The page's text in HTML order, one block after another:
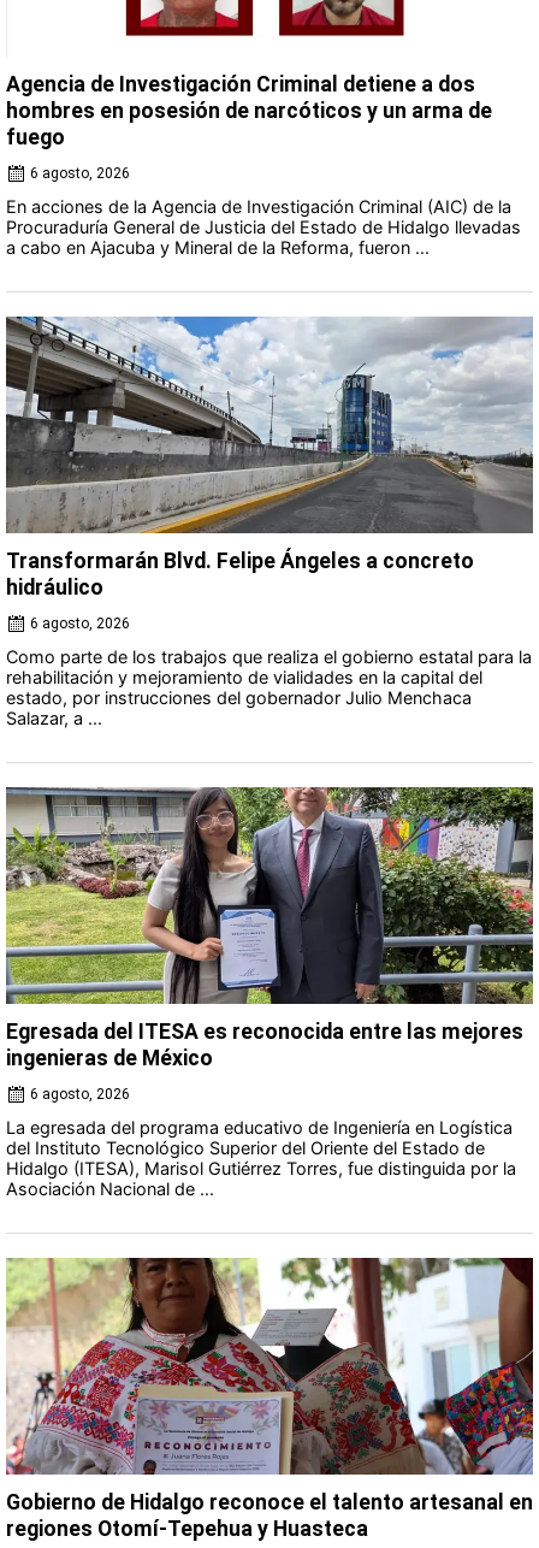
Agencia de Investigación Criminal detiene a dos
hombres en posesión de narcóticos y un arma de
fuego
6 agosto, 2026
En acciones de la Agencia de Investigación Criminal (AIC) de la
Procuraduría General de Justicia del Estado de Hidalgo llevadas
a cabo en Ajacuba y Mineral de la Reforma, fueron ...
Transformarán Blvd. Felipe Ángeles a concreto
hidráulico
6 agosto, 2026
Como parte de los trabajos que realiza el gobierno estatal para la
rehabilitación y mejoramiento de vialidades en la capital del
estado, por instrucciones del gobernador Julio Menchaca
Salazar, a ...
Egresada del ITESA es reconocida entre las mejores
ingenieras de México
6 agosto, 2026
La egresada del programa educativo de Ingeniería en Logística
del Instituto Tecnológico Superior del Oriente del Estado de
Hidalgo (ITESA), Marisol Gutiérrez Torres, fue distinguida por la
Asociación Nacional de ...
Gobierno de Hidalgo reconoce el talento artesanal en
regiones Otomí-Tepehua y Huasteca